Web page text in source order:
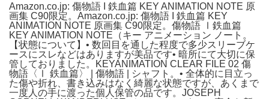
Amazon.co.jp: 傷物語 I 鉄血篇 KEY ANIMATION NOTE 原
画集 C90限定。Amazon.co.jp: 傷物語 I 鉄血篇 KEY
ANIMATION NOTE 原画集 C90限定。傷物語 Ⅰ鉄血篇
KEY ANIMATION NOTE（キー アニメーション ノート。
【状態について】• 数回目を通した程度で多少スリーブケ
ースにスレなどはありますが美品です• 暗所にて大切に保
管しておりました。KEYANIMATION CLEAR FILE 02 傷
物語〈Ⅰ 鉄血篇〉 | 傷物語 | シャフト。• 全体的に目立っ
た傷や折れ、書き込みはなく綺麗な状態ですが、あくまで
一度人の手に渡った個人保管の品です。JOSEPH